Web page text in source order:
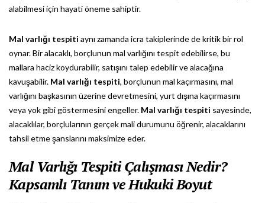
alabilmesi için hayati öneme sahiptir.
Mal varlığı tespiti aynı zamanda icra takiplerinde de kritik bir rol
oynar. Bir alacaklı, borçlunun mal varlığını tespit edebilirse, bu
mallara haciz koydurabilir, satışını talep edebilir ve alacağına
kavuşabilir. Mal varlığı tespiti, borçlunun mal kaçırmasını, mal
varlığını başkasının üzerine devretmesini, yurt dışına kaçırmasını
veya yok gibi göstermesini engeller. Mal varlığı tespiti sayesinde,
alacaklılar, borçlularının gerçek mali durumunu öğrenir, alacaklarını
tahsil etme şanslarını maksimize eder.
Mal Varlığı Tespiti Çalışması Nedir?
Kapsamlı Tanım ve Hukuki Boyut